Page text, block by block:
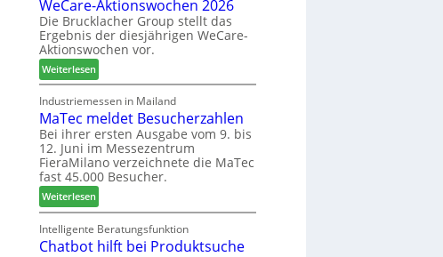
f
t
s
f
ü
h
r
e
r
n
g
e
n
ü
r
P
l
a
n
t
a
g
e
l
l
-
F
r
ä
s
e
r
u
n
d
-
WeCare-Aktionswochen 2026
Die Brucklacher Group stellt das
Ergebnis der diesjährigen WeCare-
Aktionswochen vor.
Weiterlesen:
W
e
C
a
r
e
-
A
k
t
i
Industriemessen in Mailand
MaTec meldet Besucherzahlen
Bei ihrer ersten Ausgabe vom 9. bis
12. Juni im Messezentrum
FieraMilano verzeichnete die MaTec
fast 45.000 Besucher.
Weiterlesen:
M
a
T
Intelligente Beratungsfunktion
Chatbot hilft bei Produktsuche